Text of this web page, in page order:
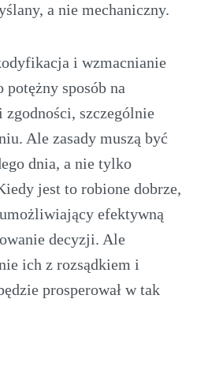
a nie mechaniczny.
i wzmacnianie
potężny sposób na
szczególnie
Ale zasady muszą być
dnia, a nie tylko
jest to robione dobrze,
efektywną
decyzji. Ale
ich z rozsądkiem i
prosperował w tak